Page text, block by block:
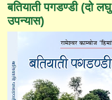
बतियाती पगडण्डी (दो लघु
उपन्यास)